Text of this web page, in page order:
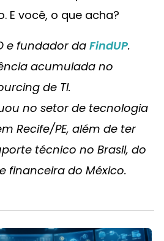
E você, o que acha?
e fundador da FindUP.
acumulada no
de TI.
no setor de tecnologia
Recife/PE, além de ter
técnico no Brasil, do
financeira do México.